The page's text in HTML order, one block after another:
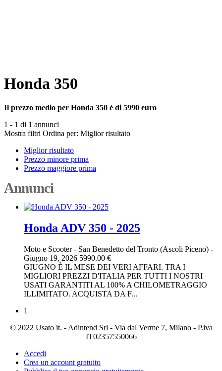
Honda 350
Il prezzo medio per Honda 350 è di 5990 euro
1 - 1 di 1 annunci
Mostra filtri Ordina per: Miglior risultato
Miglior risultato
Prezzo minore prima
Prezzo maggiore prima
Annunci
Honda ADV 350 - 2025
Moto e Scooter- San Benedetto del Tronto (Ascoli Piceno) -
Giugno 19, 2026 5990.00 €
GIUGNO È IL MESE DEI VERI AFFARI. TRA I
MIGLIORI PREZZI D'ITALIA PER TUTTI I NOSTRI
USATI GARANTITI AL 100% A CHILOMETRAGGIO
ILLIMITATO. ACQUISTA DA F...
1
© 2022 Usato it. - Adintend Srl - Via dal Verme 7, Milano - P.iva
IT02357550066
Accedi
Crea un account gratuito